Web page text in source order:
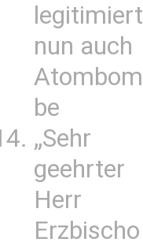
legitimiert
nun auch
Atombom
be
„Sehr
geehrter
Herr
Erzbischo